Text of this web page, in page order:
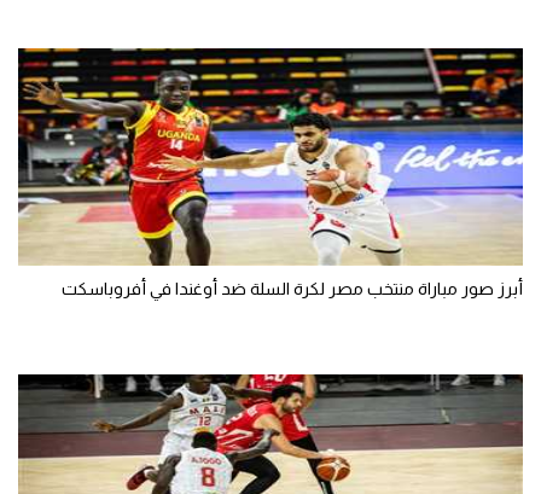
أبرز صور مباراة منتخب مصر لكرة السلة ضد أوغندا في أفروباسكت